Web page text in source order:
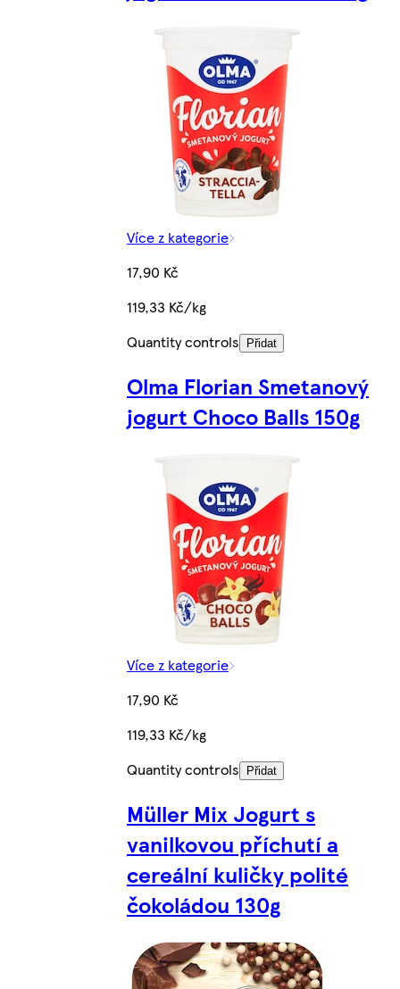
Více z kategorie
17,90 Kč
119,33 Kč/kg
Quantity controls
Přidat
Olma Florian Smetanový
jogurt Choco Balls 150g
Více z kategorie
17,90 Kč
119,33 Kč/kg
Quantity controls
Přidat
Müller Mix Jogurt s
vanilkovou příchutí a
cereální kuličky polité
čokoládou 130g